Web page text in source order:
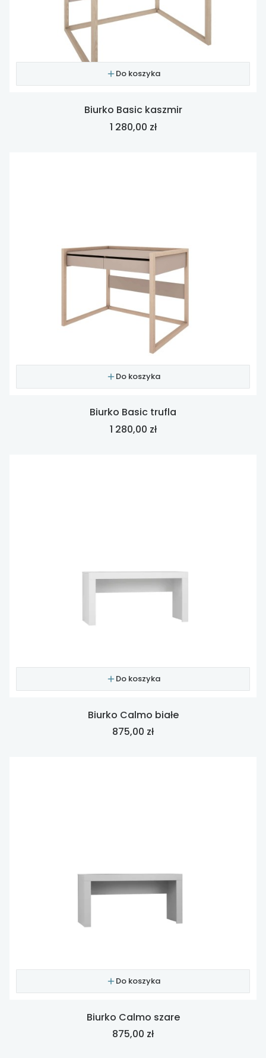
Do koszyka
Biurko Basic kaszmir
Cena
1 280,00 zł
Do koszyka
Biurko Basic trufla
Cena
1 280,00 zł
Do koszyka
Biurko Calmo białe
Cena
875,00 zł
Do koszyka
Biurko Calmo szare
Cena
875,00 zł